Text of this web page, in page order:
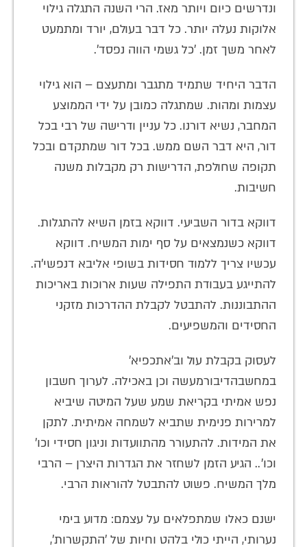
ונדרשים כיום ויותר מאז. הרי השנה התגלה גילוי
אלוקות נעלה יותר. כל דבר בעולם, יורד ומתמעט
לאחר משך זמן. 'כל גשמי הווה נפסד'.
הדבר היחיד שתמיד מתגבר ומתעצם – הוא גילוי
עצמות ומהות. שמתגלה כמובן על ידי הממוצע
המחבר, נשיא דורנו. כל עניין ודרישה של רבי בכל
דור, היא דבר השם ממש. בכל דור שמתקדם ובכל
תקופה שחולפת, הדרישות רק מקבלות משנה
חשיבות.
דווקא בדור השביעי. דווקא בזמן השיא להתגלות.
דווקא כשנמצאים על סף ימות המשיח. דווקא
עכשיו צריך ללמוד חסידות בשופי אליבא דנפשי'ה.
להתייגע בעבודת התפילה שעות ארוכות באריכות
ההתבוננות. להתבטל לקבלת ההדרכות מזקני
החסידים והמשפיעים.
לעסוק בקבלת עול וב'אתכפיא'
במחשבהדיבורמעשה וכן באכילה. לערוך חשבון
נפש אמיתי בקריאת שמע שעל המיטה שיביא
למרירות פנימית שתביא לשמחה אמיתית. לתקן
את המידות. להתעורר מהתוועדות וניגון חסידי וכו'
וכו'.. הגיע הזמן לשחזר את הגדרות היצרן – הרבי
מלך המשיח. פשוט להתבטל להוראות הרבי.
ישנם כאלו שמתפלאים על עצמם: מדוע בימי
נערותי, הייתי כולי בלהט וחיות של 'התקשרות',